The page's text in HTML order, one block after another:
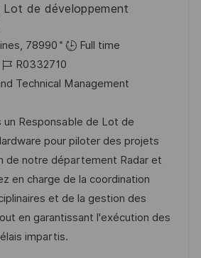
Lot de développement
78990
Full time
J
o
-
I
D
R0332710
Technical Management
un Responsable de Lot de
pour piloter des projets
de notre département Radar et
en charge de la coordination
et de la gestion des
en garantissant l'exécution des
impartis.